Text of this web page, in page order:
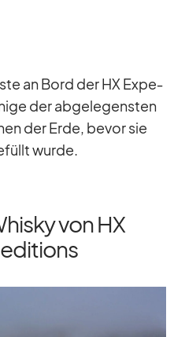
an Bord der HX Ex­pe­
der ab­ge­le­gens­ten
der Erde, be­vor sie
wurde.
von HX